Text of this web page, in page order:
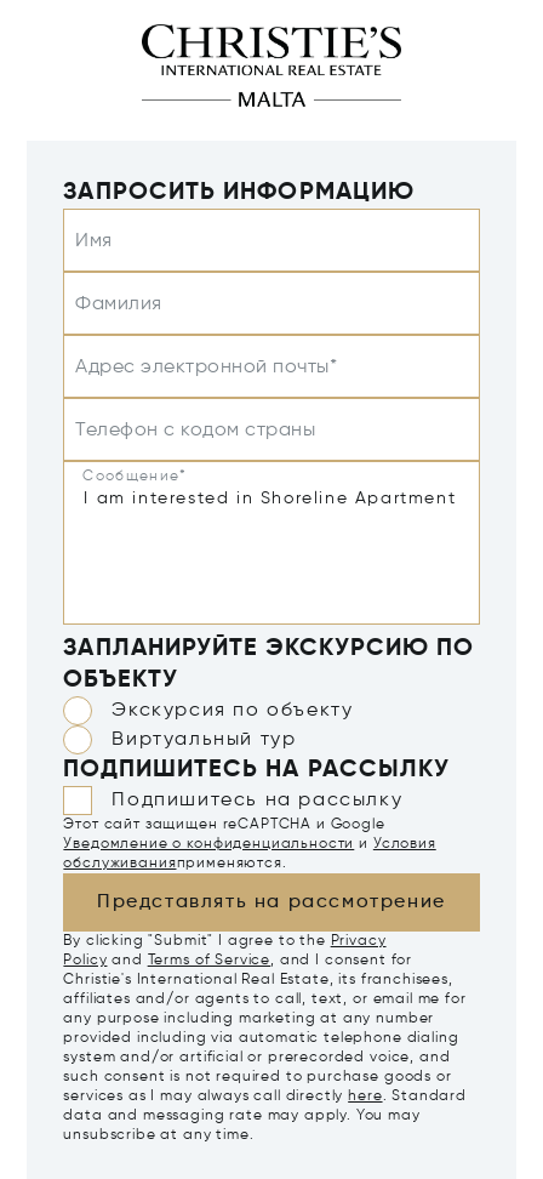
ЗАПРОСИТЬ ИНФОРМАЦИЮ
Имя
Фамилия
Адрес электронной почты*
Телефон с кодом страны
Сообщение*
ЗАПЛАНИРУЙТЕ ЭКСКУРСИЮ ПО
ОБЪЕКТУ
Экскурсия по объекту
Виртуальный тур
ПОДПИШИТЕСЬ НА РАССЫЛКУ
Подпишитесь на рассылку
Этот сайт защищен reCAPTCHA и Google
Уведомление о конфиденциальности и Условия
обслуживанияприменяются.
Представлять на рассмотрение
By clicking "Submit" I agree to the Privacy
Policy and Terms of Service, and I consent for
Christie's International Real Estate, its franchisees,
affiliates and/or agents to call, text, or email me for
any purpose including marketing at any number
provided including via automatic telephone dialing
system and/or artificial or prerecorded voice, and
such consent is not required to purchase goods or
services as I may always call directly here. Standard
data and messaging rate may apply. You may
unsubscribe at any time.